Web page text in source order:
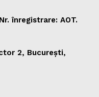
înregistrare: AOT.
2, București,